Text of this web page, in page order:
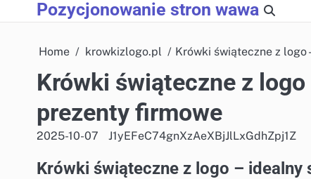
to
Pozycjonowanie stron wawa
Home krowkizlogo.pl Krówki świąteczne z
Krówki świąteczne z
prezenty firmowe
2025-10-07 J1yEFeC74gnXzAeXBjJlLxGdhZpj1Z
Krówki świąteczne z logo –